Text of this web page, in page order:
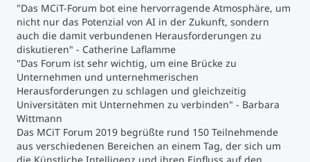
"Das MCiT-Forum bot eine hervorragende Atmosphäre, um
nicht nur das Potenzial von AI in der Zukunft, sondern
auch die damit verbundenen Herausforderungen zu
diskutieren" - Catherine Laflamme
"Das Forum ist sehr wichtig, um eine Brücke zu
Unternehmen und unternehmerischen
Herausforderungen zu schlagen und gleichzeitig
Universitäten mit Unternehmen zu verbinden" - Barbara
Wittmann
Das MCiT Forum 2019 begrüßte rund 150 Teilnehmende
aus verschiedenen Bereichen an einem Tag, der sich um